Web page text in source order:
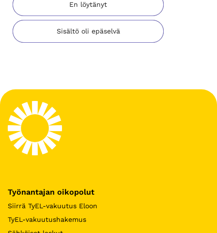
En löytänyt
Sisältö oli epäselvä
Työnantajan oikopolut
Siirrä TyEL-vakuutus Eloon
TyEL-vakuutushakemus